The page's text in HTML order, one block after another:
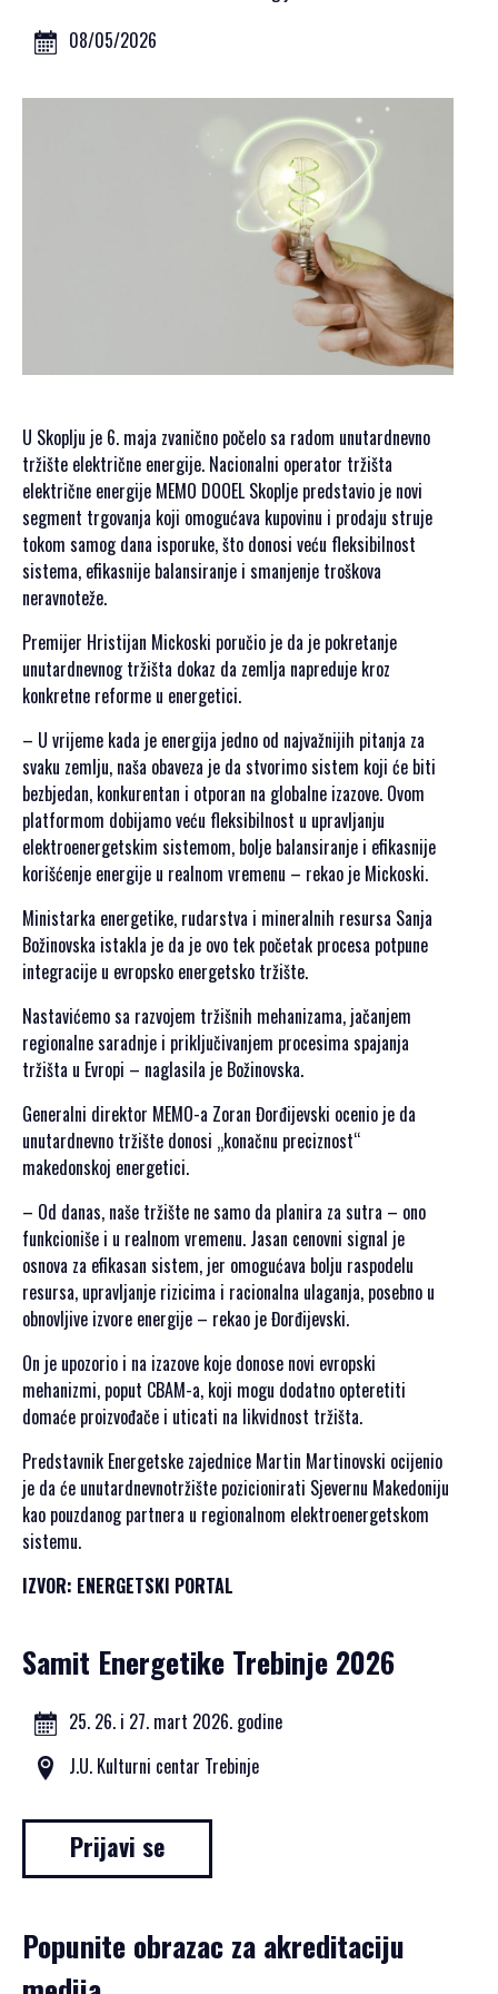
GALERIJA 2022
GALERIJA 2021
GALERIJA 2020
AKREDITACIJA
VIZUALI ZA
ŠTAMPU
SPONZORSTVO
POKROVITELJI I
SPONZORI SET
POKROVITELJI I
SPONZORI SET
2025
POKROVITELJI I
SPONZORI SET
2024
POKROVITELJI I
SPONZORI SET
2023
SPONZORI SET
2022
POKROVITELJI I
SPONZORI SET
2021
POKROVITELJI I
2020
PORTFOLIO SET
DRUŠTVENI
DOGAĐAJI
HERCEGOVAČKA
VEČERA
AFTER PARTI
IZLETI
NOVOSTI
KONTAKT
PRIJAVA
ZA
SRPSKI JEZIK
ENGLISH
08/05/2026
U Skoplju je 6. maja zvanično počelo sa radom unutardnevno
tržište električne energije. Nacionalni operator tržišta
električne energije MEMO DOOEL Skoplje predstavio je novi
segment trgovanja koji omogućava kupovinu i prodaju struje
tokom samog dana isporuke, što donosi veću fleksibilnost
sistema, efikasnije balansiranje i smanjenje troškova
neravnoteže.
Premijer Hristijan Mickoski poručio je da je pokretanje
unutardnevnog tržišta dokaz da zemlja napreduje kroz
konkretne reforme u energetici.
– U vrijeme kada je energija jedno od najvažnijih pitanja za
svaku zemlju, naša obaveza je da stvorimo sistem koji će biti
bezbjedan, konkurentan i otporan na globalne izazove. Ovom
platformom dobijamo veću fleksibilnost u upravljanju
elektroenergetskim sistemom, bolje balansiranje i efikasnije
korišćenje energije u realnom vremenu – rekao je Mickoski.
Ministarka energetike, rudarstva i mineralnih resursa Sanja
Božinovska istakla je da je ovo tek početak procesa potpune
integracije u evropsko energetsko tržište.
Nastavićemo sa razvojem tržišnih mehanizama, jačanjem
regionalne saradnje i priključivanjem procesima spajanja
tržišta u Evropi – naglasila je Božinovska.
Generalni direktor MEMO-a Zoran Đorđijevski ocenio je da
unutardnevno tržište donosi „konačnu preciznost“
makedonskoj energetici.
– Od danas, naše tržište ne samo da planira za sutra – ono
funkcioniše i u realnom vremenu. Jasan cenovni signal je
osnova za efikasan sistem, jer omogućava bolju raspodelu
resursa, upravljanje rizicima i racionalna ulaganja, posebno u
obnovljive izvore energije – rekao je Đorđijevski.
On je upozorio i na izazove koje donose novi evropski
mehanizmi, poput CBAM-a, koji mogu dodatno opteretiti
domaće proizvođače i uticati na likvidnost tržišta.
Predstavnik Energetske zajednice Martin Martinovski ocijenio
je da će unutardnevnotržište pozicionirati Sjevernu Makedoniju
kao pouzdanog partnera u regionalnom elektroenergetskom
sistemu.
IZVOR: ENERGETSKI PORTAL
Samit Energetike Trebinje 2026
25. 26. i 27. mart 2026. godine
J.U. Kulturni centar Trebinje
Prijavi se
Popunite obrazac za akreditaciju